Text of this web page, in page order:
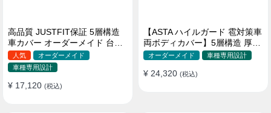
高品質 JUSTFIT保証 5層構造
車カバー オーダーメイド 台風
対策 裏起毛 防水 耐久性 傷保護
人気
オーダーメイド
車種専用設計
¥ 17,120 (税込)
【ASTA ハイルガード 雹対策車
両ボディカバー】5層構造 厚手
オーダーメイド 凍結防止 防雪
ィカバー
オーダーメイド 車種専用設計
¥ 24,320 (税込)